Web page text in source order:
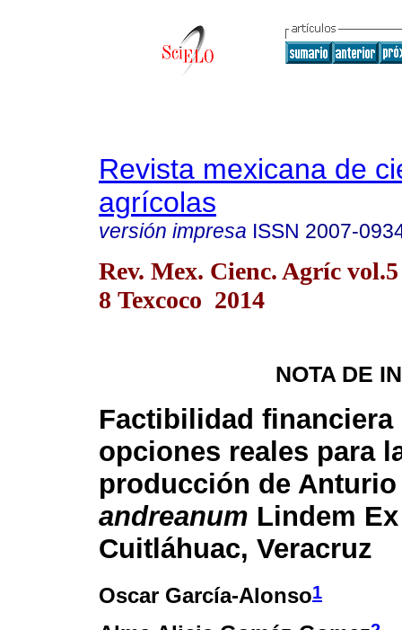
Revista mexicana de
agrícolas
versión impresa ISSN 2007-
Rev. Mex. Cienc. Agríc vol.5
8 Texcoco 2014
NOTA DE
Factibilidad financiera
opciones reales para
producción de
andreanum Lindem
Cuitláhuac, Veracruz
Oscar García-Alonso1